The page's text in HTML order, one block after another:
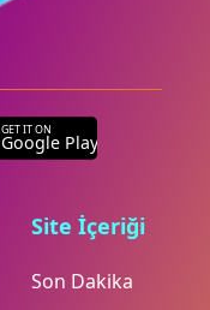
GET IT ON
Google Play
Site İçeriği
Son Dakika